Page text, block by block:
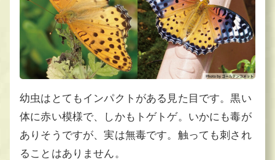
幼虫はとてもインパクトがある見た目です。黒い
体に赤い模様で、しかもトゲトゲ。いかにも毒が
ありそうですが、実は無毒です。触っても刺され
ることはありません。